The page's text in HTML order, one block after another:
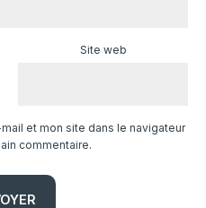
Site web
et mon site dans le navigateur
commentaire.